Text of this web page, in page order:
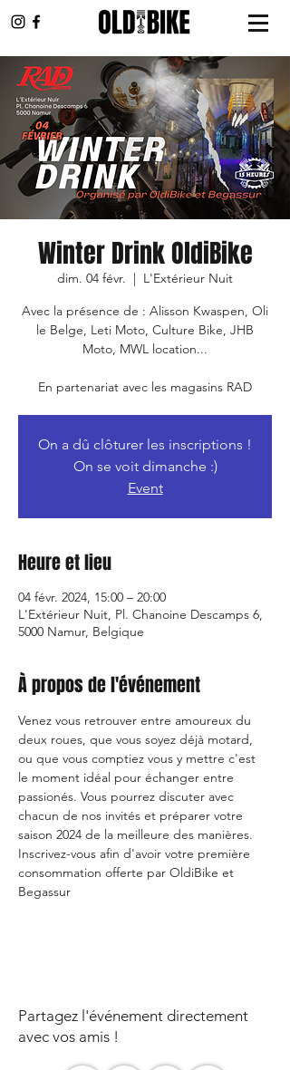
Winter Drink OldiBike
dim. 04 févr.
  |
L'Extérieur Nuit
Avec la présence de : Alisson Kwaspen, Oli
le Belge, Leti Moto, Culture Bike, JHB
Moto, MWL location...
En partenariat avec les magasins RAD
On a dû clôturer les inscriptions !
On se voit dimanche :)
Event
Heure et lieu
04 févr. 2024, 15:00 – 20:00
L'Extérieur Nuit, Pl. Chanoine Descamps 6,
5000 Namur, Belgique
À propos de l'événement
Venez vous retrouver entre amoureux du
deux roues, que vous soyez déjà motard,
ou que vous comptiez vous y mettre c'est
le moment idéal pour échanger entre
passionés. Vous pourrez discuter avec
chacun de nos invités et préparer votre
saison 2024 de la meilleure des manières.
Inscrivez-vous afin d'avoir votre première
consommation offerte par OldiBike et
Begassur
Partagez l'événement directement
avec vos amis !